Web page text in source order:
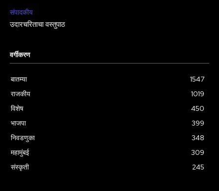
संपादकीय
उदारचरिताचा वस्तुपाठ
वर्गीकरण
बातम्या
1547
राजकीय
1019
विशेष
450
भाजपा
399
निवडणुका
348
महामुंबई
309
संस्कृती
245